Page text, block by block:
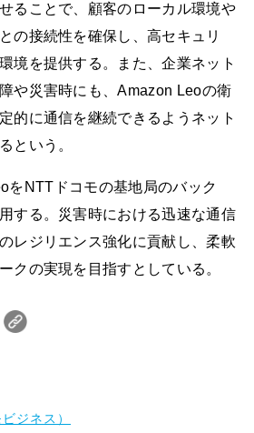
ることで、顧客のローカル環境や
の接続性を確保し、高セキュリ
境を提供する。また、企業ネット
や災害時にも、Amazon Leoの衛
的に通信を継続できるようネット
という。
をNTTドコモの基地局のバック
する。災害時における迅速な通信
レジリエンス強化に貢献し、柔軟
クの実現を目指すとしている。
ジネス）